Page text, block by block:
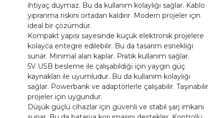
ihtiyaç duymaz. Bu da kullanım kolaylığı sağlar. Kablo
yıpranma riskini ortadan kaldırır. Modern projeler için
ideal bir çözümdür.
Kompakt yapısı sayesinde küçük elektronik projelere
kolayca entegre edilebilir. Bu da tasarım esnekliği
sunar. Minimal alan kaplar. Pratik kullanım sağlar.
5V USB besleme ile çalışabildiği için yaygın güç
kaynakları ile uyumludur. Bu da kullanım kolaylığı
sağlar. Powerbank ve adaptörlerle çalışabilir. Taşınabilir
projeler için uygundur.
Düşük güçlü cihazlar için güvenli ve stabil şarj imkanı